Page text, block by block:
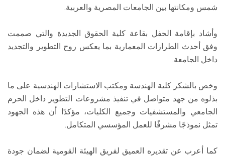
شمس ومكانتها بين الجامعات المصرية والعربية.
وأشاد بإقامة الحفل بقاعة كلية الحقوق الجديدة والتي صممت
وفق أحدث الطرازات المعمارية بما يعكس روح التطوير والتجديد
داخل الجامعة.
وخص بالشكر كلية الهندسة ومكتب الاستشارات الهندسية على ما
بذلوه من جهد متواصل في تنفيذ مشروعات التطوير داخل الحرم
الجامعي والمستشفيات وجميع الكليات، مؤكدًا أن هذه الجهود
تمثل نموذجًا مشرفًا للعمل المؤسسي المتكامل.
كما أعرب عن تقديره العميق لفريق الهيئة القومية لضمان جودة